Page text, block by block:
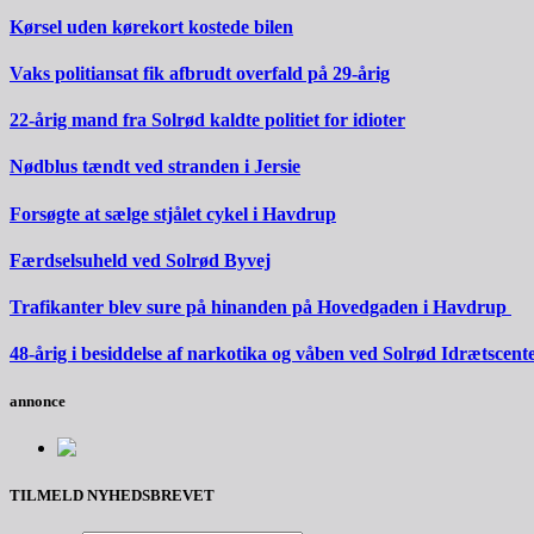
Kørsel uden kørekort kostede bilen
Vaks politiansat fik afbrudt overfald på 29-årig
22-årig mand fra Solrød kaldte politiet for idioter
Nødblus tændt ved stranden i Jersie
Forsøgte at sælge stjålet cykel i Havdrup
Færdselsuheld ved Solrød Byvej
Trafikanter blev sure på hinanden på Hovedgaden i Havdrup
48-årig i besiddelse af narkotika og våben ved Solrød
annonce
TILMELD NYHEDSBREVET